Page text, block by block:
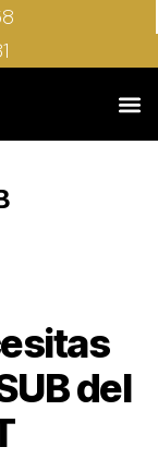
del